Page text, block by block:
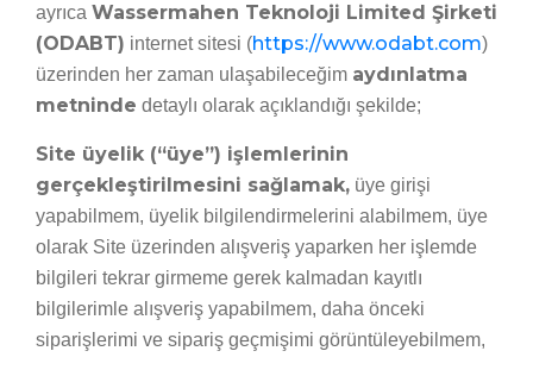
ayrıca Wassermahen Teknoloji Limited Şirketi
(ODABT) internet sitesi (https://www.odabt.com)
üzerinden her zaman ulaşabileceğim aydınlatma
metninde detaylı olarak açıklandığı şekilde;
Site üyelik (“üye”) işlemlerinin
gerçekleştirilmesini sağlamak, üye girişi
yapabilmem, üyelik bilgilendirmelerini alabilmem, üye
olarak Site üzerinden alışveriş yaparken her işlemde
bilgileri tekrar girmeme gerek kalmadan kayıtlı
bilgilerimle alışveriş yapabilmem, daha önceki
siparişlerimi ve sipariş geçmişimi görüntüleyebilmem,